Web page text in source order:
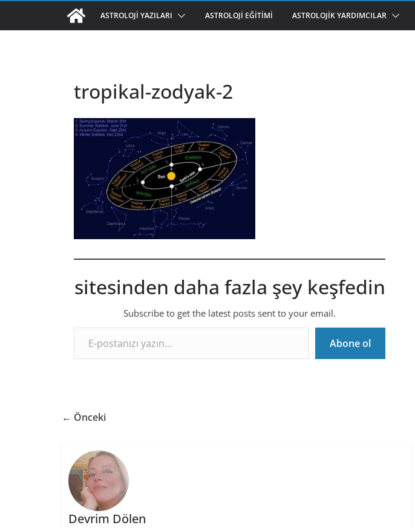
ASTROLOJI YAZILARI ASTROLOJI EĞITIMI ASTROLOJIK YARDIMCILAR
tropikal-zodyak-2
sitesinden daha fazla şey keşfedin
Subscribe to get the latest posts sent to your email.
E-postanızı yazın…
Abone ol
← Önceki
Devrim Dölen